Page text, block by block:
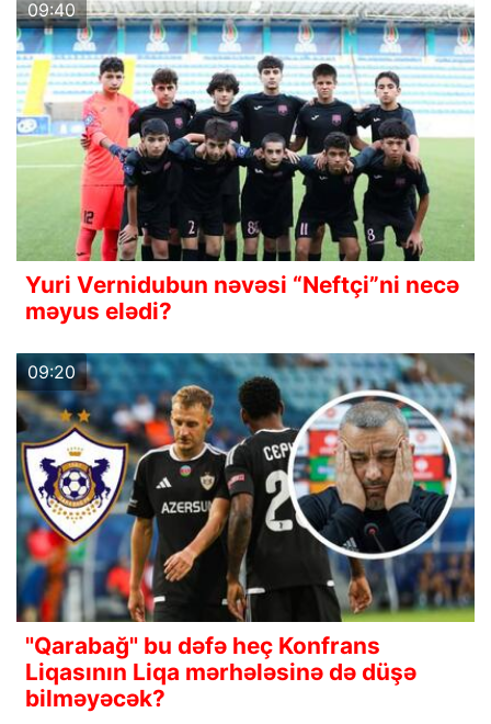
09:40
Yuri Vernidubun nəvəsi “Neftçi”ni necə
məyus elədi?
09:20
"Qarabağ" bu dəfə heç Konfrans
Liqasının Liqa mərhələsinə də düşə
bilməyəcək?